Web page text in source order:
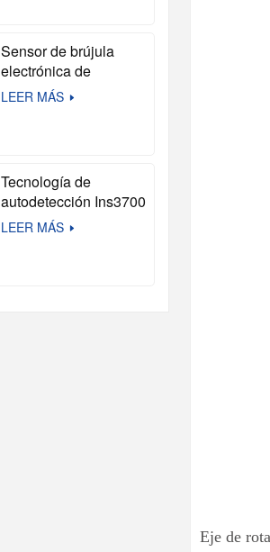
Sensor de brújula
electrónica de
autocalibración de alto
LEER MÁS
Tecnología de
autodetección Ins3700
sin satélites para
LEER MÁS
Eje de